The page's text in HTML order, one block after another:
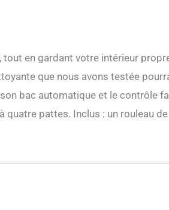
en gardant votre intérieur
que nous avons testée
bac automatique et le contrôle
quatre pattes. Inclus : un rouleau